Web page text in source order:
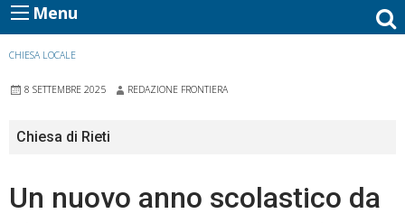
Menu
CHIESA LOCALE
8 SETTEMBRE 2025 REDAZIONE FRONTIERA
Chiesa di Rieti
Un nuovo anno scolastico da